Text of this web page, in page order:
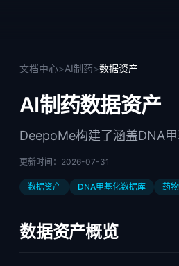
文档中心>AI制药>数据资产
AI制药数据资产
DeepoMe构建了涵盖DNA
更新时间： 2026-07-31
数据资产 DNA甲基化数据库 药
数据资产概览